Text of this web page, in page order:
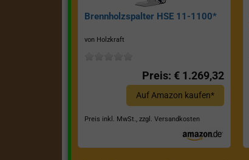
Brennholzspalter HSE 11-1100*
von Holzkraft
Preis: € 1.269,32
Auf Amazon kaufen*
Preis inkl. MwSt., zzgl. Versandkosten